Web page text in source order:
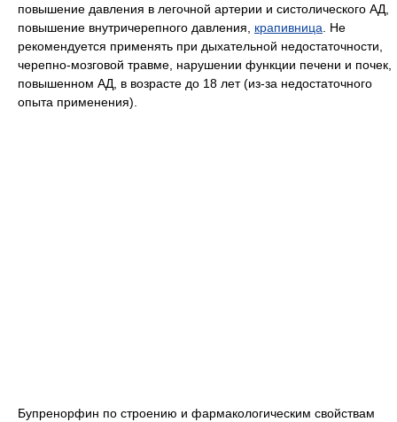
повышение давления в легочной артерии и систолического АД,
повышение внутричерепного давления, крапивница. Не
рекомендуется применять при дыхательной недостаточности,
черепно-мозговой травме, нарушении функции печени и почек,
повышенном АД, в возрасте до 18 лет (из-за недостаточного
опыта применения).
Бупренорфин по строению и фармакологическим свойствам